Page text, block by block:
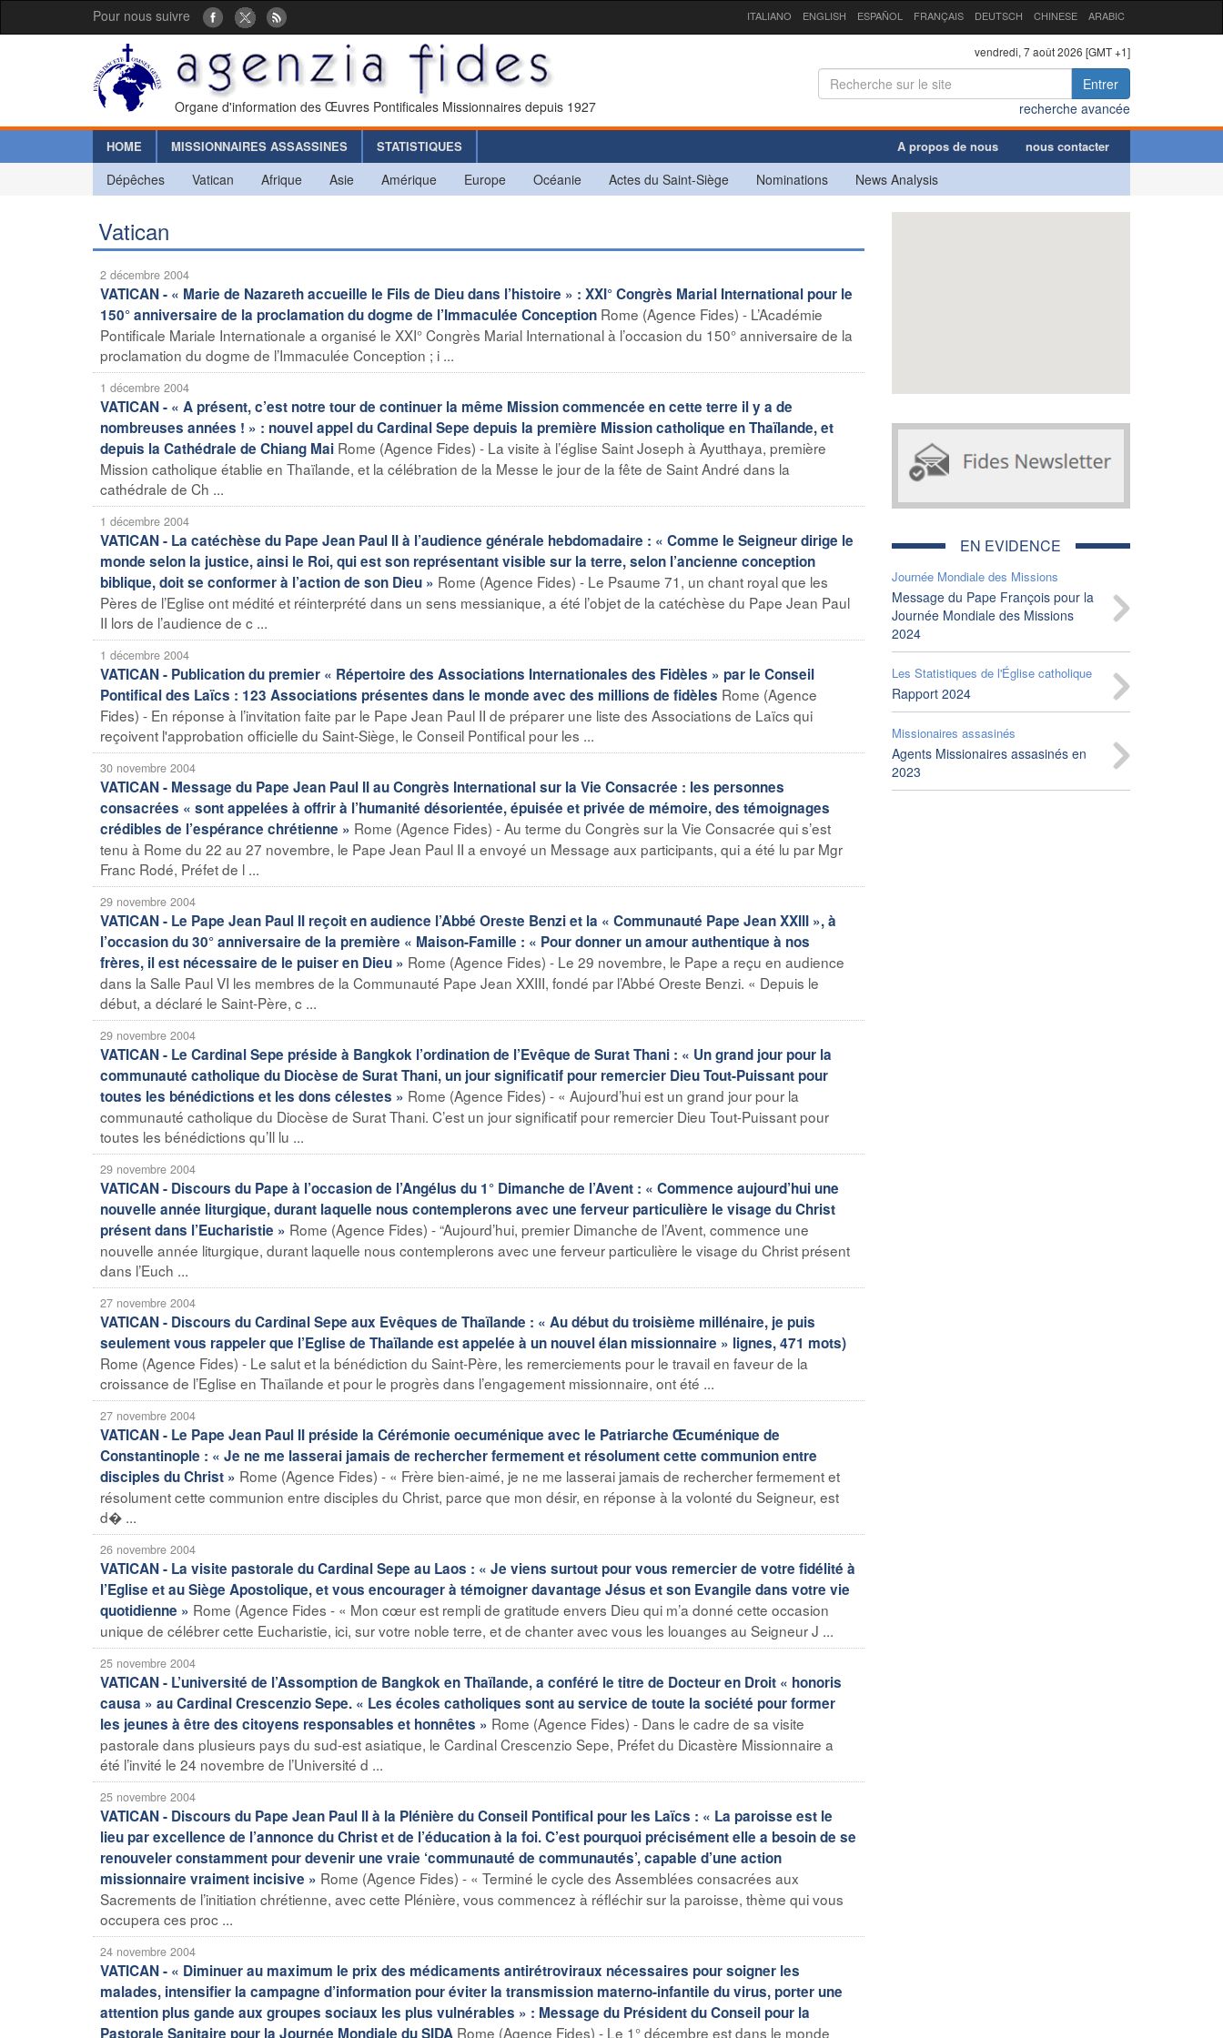
Pour nous suivre ITALIANO ENGLISH ESPAÑOL FRANÇAIS DEUTSCH CHINESE ARABIC
Organe d'information des Œuvres Pontificales Missionnaires depuis 1927
vendredi, 7 août 2026 [GMT +1]
Entrer
recherche avancée
HOME MISSIONNAIRES ASSASSINES STATISTIQUES A propos de nous nous contacter
Dépêches Vatican Afrique Asie Amérique Europe Océanie Actes du Saint-Siège Nominations News Analysis
Vatican
2 décembre 2004
VATICAN - « Marie de Nazareth accueille le Fils de Dieu dans l’histoire » : XXI° Congrès Marial International pour le
150° anniversaire de la proclamation du dogme de l’Immaculée Conception Rome (Agence Fides) - L’Académie
Pontificale Mariale Internationale a organisé le XXI° Congrès Marial International à l’occasion du 150° anniversaire de la
proclamation du dogme de l’Immaculée Conception ; i ...
1 décembre 2004
VATICAN - « A présent, c’est notre tour de continuer la même Mission commencée en cette terre il y a de
nombreuses années ! » : nouvel appel du Cardinal Sepe depuis la première Mission catholique en Thaïlande, et
depuis la Cathédrale de Chiang Mai Rome (Agence Fides) - La visite à l’église Saint Joseph à Ayutthaya, première
Mission catholique établie en Thaïlande, et la célébration de la Messe le jour de la fête de Saint André dans la
cathédrale de Ch ...
1 décembre 2004
VATICAN - La catéchèse du Pape Jean Paul II à l’audience générale hebdomadaire : « Comme le Seigneur dirige le
monde selon la justice, ainsi le Roi, qui est son représentant visible sur la terre, selon l’ancienne conception
biblique, doit se conformer à l’action de son Dieu » Rome (Agence Fides) - Le Psaume 71, un chant royal que les
Pères de l’Eglise ont médité et réinterprété dans un sens messianique, a été l’objet de la catéchèse du Pape Jean Paul
II lors de l’audience de c ...
1 décembre 2004
VATICAN - Publication du premier « Répertoire des Associations Internationales des Fidèles » par le Conseil
Pontifical des Laïcs : 123 Associations présentes dans le monde avec des millions de fidèles Rome (Agence
Fides) - En réponse à l’invitation faite par le Pape Jean Paul II de préparer une liste des Associations de Laïcs qui
reçoivent l'approbation officielle du Saint-Siège, le Conseil Pontifical pour les ...
30 novembre 2004
VATICAN - Message du Pape Jean Paul II au Congrès International sur la Vie Consacrée : les personnes
consacrées « sont appelées à offrir à l’humanité désorientée, épuisée et privée de mémoire, des témoignages
crédibles de l’espérance chrétienne » Rome (Agence Fides) - Au terme du Congrès sur la Vie Consacrée qui s’est
tenu à Rome du 22 au 27 novembre, le Pape Jean Paul II a envoyé un Message aux participants, qui a été lu par Mgr
Franc Rodé, Préfet de l ...
29 novembre 2004
VATICAN - Le Pape Jean Paul II reçoit en audience l’Abbé Oreste Benzi et la « Communauté Pape Jean XXIII », à
l’occasion du 30° anniversaire de la première « Maison-Famille : « Pour donner un amour authentique à nos
frères, il est nécessaire de le puiser en Dieu » Rome (Agence Fides) - Le 29 novembre, le Pape a reçu en audience
dans la Salle Paul VI les membres de la Communauté Pape Jean XXIII, fondé par l’Abbé Oreste Benzi. « Depuis le
début, a déclaré le Saint-Père, c ...
29 novembre 2004
VATICAN - Le Cardinal Sepe préside à Bangkok l’ordination de l’Evêque de Surat Thani : « Un grand jour pour la
communauté catholique du Diocèse de Surat Thani, un jour significatif pour remercier Dieu Tout-Puissant pour
toutes les bénédictions et les dons célestes » Rome (Agence Fides) - « Aujourd’hui est un grand jour pour la
communauté catholique du Diocèse de Surat Thani. C’est un jour significatif pour remercier Dieu Tout-Puissant pour
toutes les bénédictions qu’Il lu ...
29 novembre 2004
VATICAN - Discours du Pape à l’occasion de l’Angélus du 1° Dimanche de l’Avent : « Commence aujourd’hui une
nouvelle année liturgique, durant laquelle nous contemplerons avec une ferveur particulière le visage du Christ
présent dans l’Eucharistie » Rome (Agence Fides) - “Aujourd’hui, premier Dimanche de l’Avent, commence une
nouvelle année liturgique, durant laquelle nous contemplerons avec une ferveur particulière le visage du Christ présent
dans l’Euch ...
27 novembre 2004
VATICAN - Discours du Cardinal Sepe aux Evêques de Thaïlande : « Au début du troisième millénaire, je puis
seulement vous rappeler que l’Eglise de Thaïlande est appelée à un nouvel élan missionnaire » lignes, 471 mots)
Rome (Agence Fides) - Le salut et la bénédiction du Saint-Père, les remerciements pour le travail en faveur de la
croissance de l’Eglise en Thaïlande et pour le progrès dans l’engagement missionnaire, ont été ...
27 novembre 2004
VATICAN - Le Pape Jean Paul II préside la Cérémonie oecuménique avec le Patriarche Œcuménique de
Constantinople : « Je ne me lasserai jamais de rechercher fermement et résolument cette communion entre
disciples du Christ » Rome (Agence Fides) - « Frère bien-aimé, je ne me lasserai jamais de rechercher fermement et
résolument cette communion entre disciples du Christ, parce que mon désir, en réponse à la volonté du Seigneur, est
d� ...
26 novembre 2004
VATICAN - La visite pastorale du Cardinal Sepe au Laos : « Je viens surtout pour vous remercier de votre fidélité à
l’Eglise et au Siège Apostolique, et vous encourager à témoigner davantage Jésus et son Evangile dans votre vie
quotidienne » Rome (Agence Fides - « Mon cœur est rempli de gratitude envers Dieu qui m’a donné cette occasion
unique de célébrer cette Eucharistie, ici, sur votre noble terre, et de chanter avec vous les louanges au Seigneur J ...
25 novembre 2004
VATICAN - L’université de l’Assomption de Bangkok en Thaïlande, a conféré le titre de Docteur en Droit « honoris
causa » au Cardinal Crescenzio Sepe. « Les écoles catholiques sont au service de toute la société pour former
les jeunes à être des citoyens responsables et honnêtes » Rome (Agence Fides) - Dans le cadre de sa visite
pastorale dans plusieurs pays du sud-est asiatique, le Cardinal Crescenzio Sepe, Préfet du Dicastère Missionnaire a
été l’invité le 24 novembre de l’Université d ...
25 novembre 2004
VATICAN - Discours du Pape Jean Paul II à la Plénière du Conseil Pontifical pour les Laïcs : « La paroisse est le
lieu par excellence de l’annonce du Christ et de l’éducation à la foi. C’est pourquoi précisément elle a besoin de se
renouveler constamment pour devenir une vraie ‘communauté de communautés’, capable d’une action
missionnaire vraiment incisive » Rome (Agence Fides) - « Terminé le cycle des Assemblées consacrées aux
Sacrements de l’initiation chrétienne, avec cette Plénière, vous commencez à réfléchir sur la paroisse, thème qui vous
occupera ces proc ...
24 novembre 2004
VATICAN - « Diminuer au maximum le prix des médicaments antirétroviraux nécessaires pour soigner les
malades, intensifier la campagne d’information pour éviter la transmission materno-infantile du virus, porter une
attention plus gande aux groupes sociaux les plus vulnérables » : Message du Président du Conseil pour la
Pastorale Sanitaire pour la Journée Mondiale du SIDA Rome (Agence Fides) - Le 1° décembre est dans le monde
EN EVIDENCE
Journée Mondiale des Missions
Message du Pape François pour la
Journée Mondiale des Missions
2024
Les Statistiques de l'Église catholique
Rapport 2024
Missionaires assasinés
Agents Missionaires assasinés en
2023